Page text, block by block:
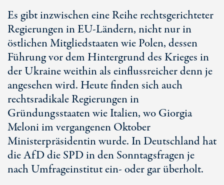
Es gibt inzwischen eine Reihe rechtsgerichteter
Regierungen inEU-Ländern, nicht nur in
östlichen Mitgliedstaaten wie Polen, dessen
Führung vor dem Hintergrund des Krieges in
der Ukraine weithin als einflussreicher denn je
angesehen wird. Heute finden sich auch
rechtsradikale Regierungen in
Gründungsstaaten wie Italien, wo Giorgia
Meloni im vergangenen Oktober
Ministerpräsidentin wurde. In Deutschland hat
die AfD die SPD in den Sonntagsfragen je
nach Umfrageinstitut ein- oder gar überholt.